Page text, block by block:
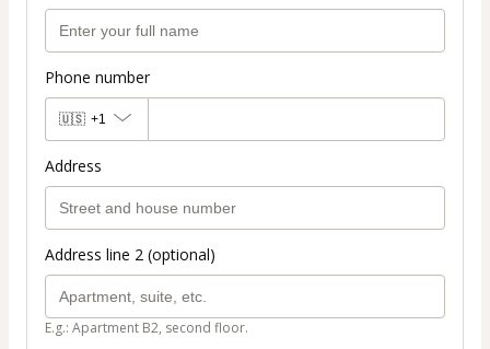
Phone number
🇺🇸 +1
Address
Address line 2 (optional)
E.g.: Apartment B2, second floor.